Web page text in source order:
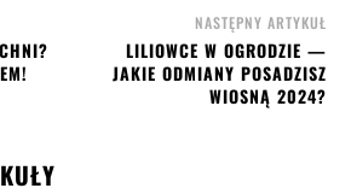
NASTĘPNY ARTYKUŁ
LILIOWCE W OGRODZIE —
JAKIE ODMIANY POSADZISZ
WIOSNĄ 2024?